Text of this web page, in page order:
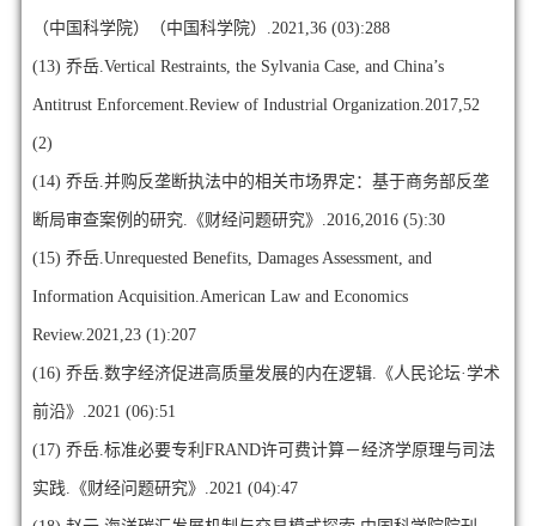
（中国科学院）（中国科学院）.2021,36 (03):288
(13) 乔岳.Vertical Restraints, the Sylvania Case, and China’s
Antitrust Enforcement.Review of Industrial Organization.2017,52
(2)
(14) 乔岳.并购反垄断执法中的相关市场界定：基于商务部反垄
断局审查案例的研究.《财经问题研究》.2016,2016 (5):30
(15) 乔岳.Unrequested Benefits, Damages Assessment, and
Information Acquisition.American Law and Economics
Review.2021,23 (1):207
(16) 乔岳.数字经济促进高质量发展的内在逻辑.《人民论坛·学术
前沿》.2021 (06):51
(17) 乔岳.标准必要专利FRAND许可费计算－经济学原理与司法
实践.《财经问题研究》.2021 (04):47